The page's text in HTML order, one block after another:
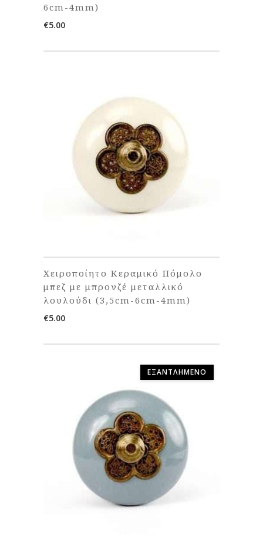
6cm-4mm)
€5.00
Χειροποίητο Κεραμικό Πόμολο
μπεζ με μπρονζέ μεταλλικό
λουλούδι (3,5cm-6cm-4mm)
€5.00
ΕΞΑΝΤΛΗΜΈΝΟ